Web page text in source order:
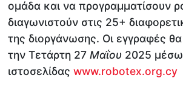
ομάδα και να προγραμματίσουν
διαγωνιστούν στις 25+
της διοργάνωσης. Οι εγγραφές θα
την Τετάρτη 27Μαΐου 2025 μέσω
ιστοσελίδαςwww.robotex.org.cy